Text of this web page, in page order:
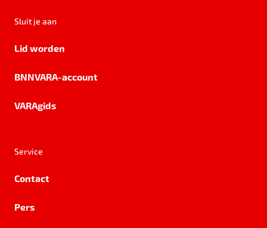
Sluit je aan
Lid worden
BNNVARA-account
VARAgids
Service
Contact
Pers